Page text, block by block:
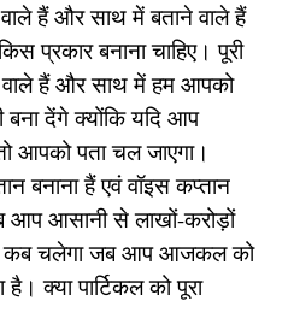
हैं और साथ में बताने वाले हैं
प्रकार बनाना चाहिए। पूरी
वाले हैं और साथ में हम आपको
बना देंगे क्योंकि यदि आप
आपको पता चल जाएगा।
बनाना हैं एवं वॉइस कप्तान
आप आसानी से लाखों-करोड़ों
कब चलेगा जब आप आजकल को
क्या पार्टिकल को पूरा